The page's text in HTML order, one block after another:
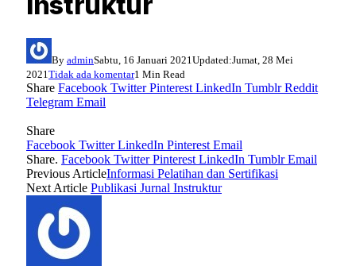
By adminSabtu, 16 Januari 2021Updated:Jumat, 28 Mei
2021Tidak ada komentar1 Min Read
Share Facebook Twitter Pinterest LinkedIn Tumblr Reddit
Telegram Email
Share
Facebook Twitter LinkedIn Pinterest Email
Share. Facebook Twitter Pinterest LinkedIn Tumblr Email
Previous ArticleInformasi Pelatihan dan Sertifikasi
Next Article Publikasi Jurnal Instruktur